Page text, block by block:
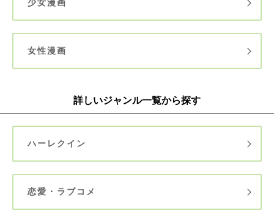
少女漫画
女性漫画
詳しいジャンル一覧から探す
ハーレクイン
恋愛・ラブコメ